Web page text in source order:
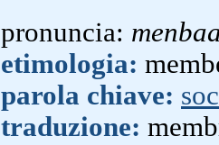
pronuncia:
etimologia:
parola chiave:
traduzione: